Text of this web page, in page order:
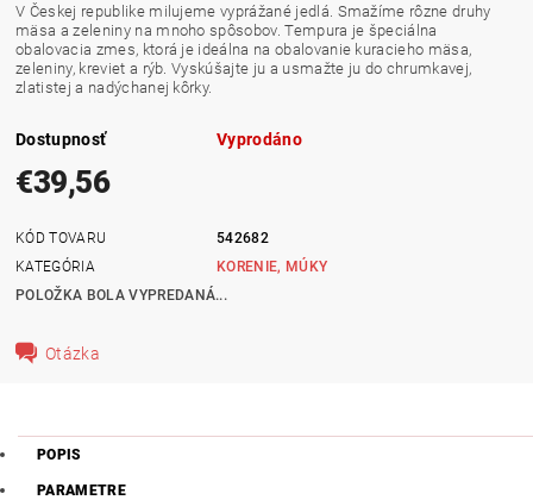
V Českej republike milujeme vyprážané jedlá. Smažíme rôzne druhy
mäsa a zeleniny na mnoho spôsobov. Tempura je špeciálna
obalovacia zmes, ktorá je ideálna na obalovanie kuracieho mäsa,
zeleniny, kreviet a rýb. Vyskúšajte ju a usmažte ju do chrumkavej,
zlatistej a nadýchanej kôrky.
Dostupnosť Vyprodáno
€39,56
KÓD TOVARU
542682
KATEGÓRIA
KORENIE, MÚKY
POLOŽKA BOLA VYPREDANÁ...
Otázka
POPIS
PARAMETRE